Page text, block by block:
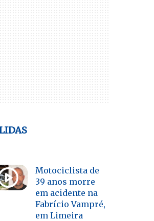
Motociclista de
39 anos morre
em acidente na
Fabrício Vampré,
em Limeira